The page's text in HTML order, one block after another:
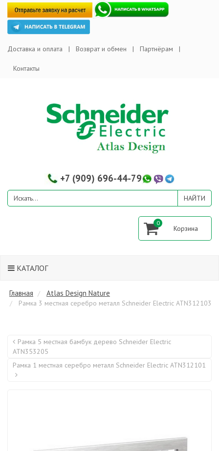
Доставка и оплата Возврат и обмен Партнёрам
Контакты
+7 (909) 696-44-79
0
КАТАЛОГ
Главная Atlas Design Nature
Рамка 3 местная серебро металл Schneider Electric ATN312103
Рамка 5 местная бамбук дерево Schneider Electric
ATN353205
Рамка 1 местная серебро металл Schneider Electric ATN312101